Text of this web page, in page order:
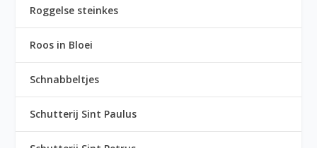
Roggelse steinkes
Roos in Bloei
Schnabbeltjes
Schutterij Sint Paulus